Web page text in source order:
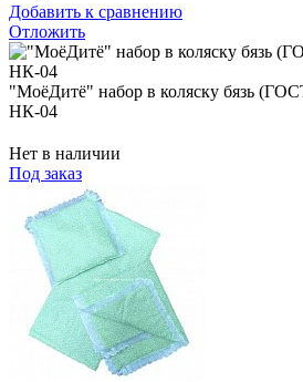
Добавить к сравнению
Отложить
"МоёДитё" набор в коляску бязь
НК-04
Нет в наличии
Под заказ